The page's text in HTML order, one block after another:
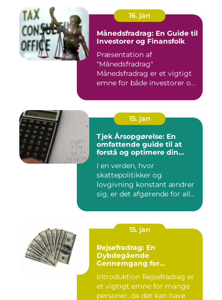
16. jan
Månedsfradrag: En Guide til
Investorer og Finansfolk
Præsentation af
"Månedsfradrag"
Månedsfradrag er et vigtigt
emne for både investorer og
15. jan
Tjek Årsopgørelse: En
omfattende guide til at
forstå og optimere din
I en verden, hvor
skattepolitikker og
lovgivning konstant ændrer
sig, er det afgørende for alle
15. jan
Rejsefradrag: En
Dybdegående
Gennemgang for
Introduktion Rejsefradrag er
et vigtigt emne for mange
personer, da det kan have